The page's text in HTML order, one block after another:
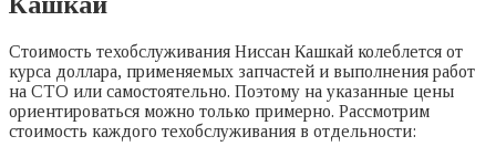
Стоимость техобслуживания Ниссан Кашкай колеблется от
курса доллара, применяемых запчастей и выполнения работ
на СТО или самостоятельно. Поэтому на указанные цены
ориентироваться можно только примерно. Рассмотрим
стоимость каждого техобслуживания в отдельности: